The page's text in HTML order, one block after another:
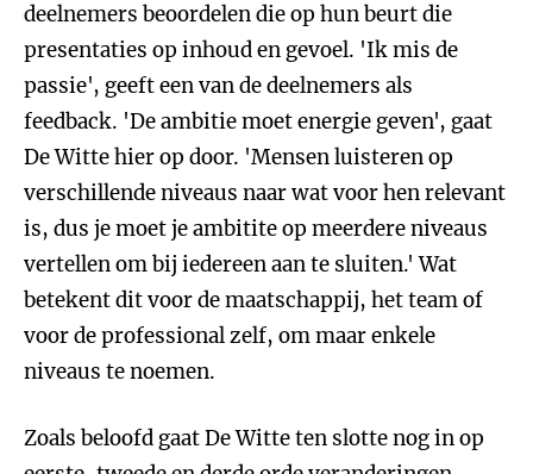
deelnemers beoordelen die op hun beurt die
presentaties op inhoud en gevoel. 'Ik mis de
passie', geeft een van de deelnemers als
feedback. 'De ambitie moet energie geven', gaat
De Witte hier op door. 'Mensen luisteren op
verschillende niveaus naar wat voor hen relevant
is, dus je moet je ambitite op meerdere niveaus
vertellen om bij iedereen aan te sluiten.' Wat
betekent dit voor de maatschappij, het team of
voor de professional zelf, om maar enkele
niveaus te noemen.
Zoals beloofd gaat De Witte ten slotte nog in op